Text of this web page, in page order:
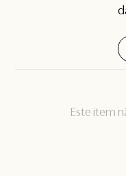
Este item